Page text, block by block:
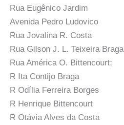
Rua Eugênico Jardim
Avenida Pedro Ludovico
Rua Jovalina R. Costa
Rua Gilson J. L. Teixeira Braga
Rua América O. Bittencourt;
R Ita Contijo Braga
R Odília Ferreira Borges
R Henrique Bittencourt
R Otávia Alves da Costa